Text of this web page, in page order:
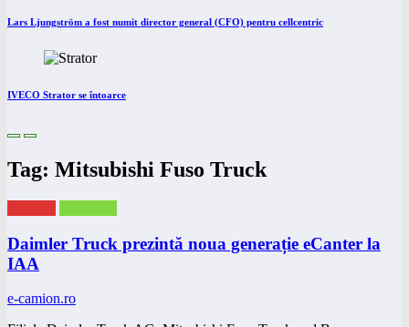
Lars Ljungström a fost numit director general (CFO) pentru cellcentric
IVECO Strator se întoarce
Tag: Mitsubishi Fuso Truck
Daimler Truck prezintă noua generație eCanter la
IAA
e-camion.ro